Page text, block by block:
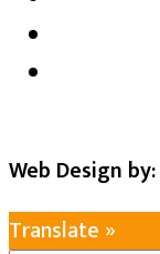
Web Design by:
Translate »